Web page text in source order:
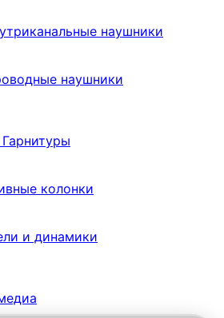
наушники
наушники
колонки
и динамики